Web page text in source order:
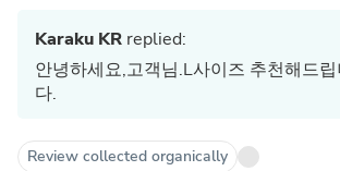
Karaku KR replied:
안녕하세요,고객님.L사이즈 추천해드
다.
Review collected organically